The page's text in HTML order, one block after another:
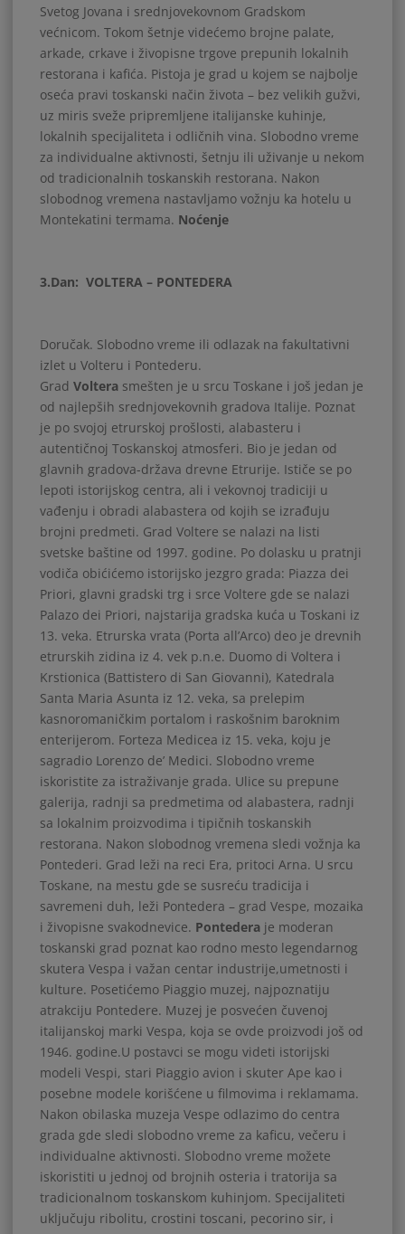
Svetog Jovana i srednjovekovnom Gradskom
većnicom. Tokom šetnje videćemo brojne palate,
arkade, crkave i živopisne trgove prepunih lokalnih
restorana i kafića. Pistoja je grad u kojem se najbolje
oseća pravi toskanski način života – bez velikih gužvi,
uz miris sveže pripremljene italijanske kuhinje,
lokalnih specijaliteta i odličnih vina. Slobodno vreme
za individualne aktivnosti, šetnju ili uživanje u nekom
od tradicionalnih toskanskih restorana. Nakon
slobodnog vremena nastavljamo vožnju ka hotelu u
Montekatini termama. Noćenje
3.Dan: VOLTERA – PONTEDERA
Doručak. Slobodno vreme ili odlazak na fakultativni
izlet u Volteru i Pontederu.
GradVoltera smešten je u srcu Toskane i još jedan je
od najlepših srednjovekovnih gradova Italije. Poznat
je po svojoj etrurskoj prošlosti, alabasteru i
autentičnoj Toskanskoj atmosferi. Bio je jedan od
glavnih gradova-država drevne Etrurije. Ističe se po
lepoti istorijskog centra, ali i vekovnoj tradiciji u
vađenju i obradi alabastera od kojih se izrađuju
brojni predmeti. Grad Voltere se nalazi na listi
svetske baštine od 1997. godine. Po dolasku u pratnji
vodiča obićićemo istorijsko jezgro grada: Piazza dei
Priori, glavni gradski trg i srce Voltere gde se nalazi
Palazo dei Priori, najstarija gradska kuća u Toskani iz
13. veka. Etrurska vrata (Porta all’Arco) deo je drevnih
etrurskih zidina iz 4. vek p.n.e. Duomo di Voltera i
Krstionica (Battistero di San Giovanni), Katedrala
Santa Maria Asunta iz 12. veka, sa prelepim
kasnoromaničkim portalom i raskošnim baroknim
enterijerom. Forteza Medicea iz 15. veka, koju je
sagradio Lorenzo de’ Medici. Slobodno vreme
iskoristite za istraživanje grada. Ulice su prepune
galerija, radnji sa predmetima od alabastera, radnji
sa lokalnim proizvodima i tipičnih toskanskih
restorana. Nakon slobodnog vremena sledi vožnja ka
Pontederi. Grad leži na reci Era, pritoci Arna. U srcu
Toskane, na mestu gde se susreću tradicija i
savremeni duh, leži Pontedera – grad Vespe, mozaika
i živopisne svakodnevice. Pontedera je moderan
toskanski grad poznat kao rodno mesto legendarnog
skutera Vespa i važan centar industrije,umetnosti i
kulture. Posetićemo Piaggio muzej, najpoznatiju
atrakciju Pontedere. Muzej je posvećen čuvenoj
italijanskoj marki Vespa, koja se ovde proizvodi još od
1946. godine.U postavci se mogu videti istorijski
modeli Vespi, stari Piaggio avion i skuter Ape kao i
posebne modele korišćene u filmovima i reklamama.
Nakon obilaska muzeja Vespe odlazimo do centra
grada gde sledi slobodno vreme za kaficu, večeru i
individualne aktivnosti. Slobodno vreme možete
iskoristiti u jednoj od brojnih osteria i tratorija sa
tradicionalnom toskanskom kuhinjom. Specijaliteti
uključuju ribolitu, crostini toscani, pecorino sir, i